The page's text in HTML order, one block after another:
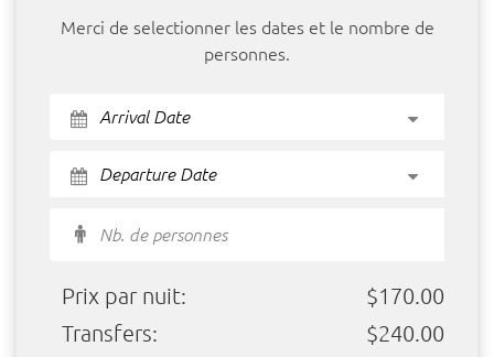
Merci de selectionner les dates et le nombre de
personnes.
Nb. de personnes
Prix par nuit:
$170.00
Transfers:
$240.00